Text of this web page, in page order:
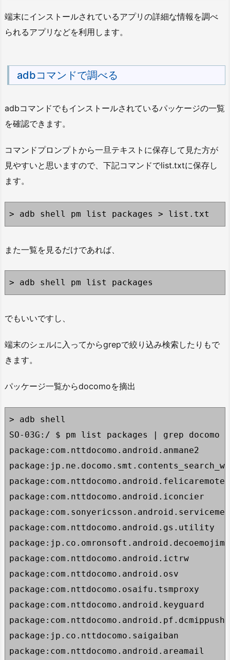
端末にインストールされているアプリの詳細な情報を調べ
られるアプリなどを利用します。
adbコマンドで調べる
adbコマンドでもインストールされているパッケージの一覧
を確認できます。
コマンドプロンプトから一旦テキストに保存して見た方が
見やすいと思いますので、下記コマンドでlist.txtに保存し
ます。
> adb shell pm list packages > list.txt
また一覧を見るだけであれば、
> adb shell pm list packages
でもいいですし、
端末のシェルに入ってからgrepで絞り込み検索したりもで
きます。
パッケージ一覧からdocomoを摘出
> adb shell
SO-03G:/ $ pm list packages | grep docomo
package:com.nttdocomo.android.anmane2
package:com.nttdocomo.android.iconcier
package:com.nttdocomo.android.gs.utility
package:com.nttdocomo.android.ictrw
package:com.nttdocomo.android.osv
package:com.nttdocomo.osaifu.tsmproxy
package:com.nttdocomo.android.keyguard
package:jp.co.nttdocomo.saigaiban
package:com.nttdocomo.android.areamail